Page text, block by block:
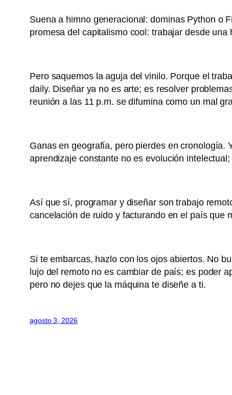
Suena a himno generacional: dominas Python o
promesa del capitalismo cool: trabajar desde
Pero saquemos la aguja del vinilo. Porque el
daily. Diseñar ya no es arte; es resolver
reunión a las 11 p.m. se difumina como un mal
Ganas en geografía, pero pierdes en cronología.
aprendizaje constante no es evolución
Así que sí, programar y diseñar son trabajo
cancelación de ruido y facturando en el país que
Si te embarcas, hazlo con los ojos abiertos. No
lujo del remoto no es cambiar de país; es poder
pero no dejes que la máquina te diseñe a ti.
agosto 3, 2026